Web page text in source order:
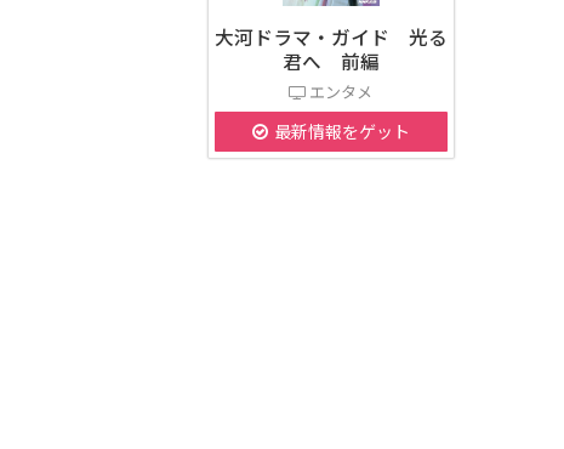
大河ドラマ・ガイド 光る
君へ 前編
エンタメ
最新情報をゲット